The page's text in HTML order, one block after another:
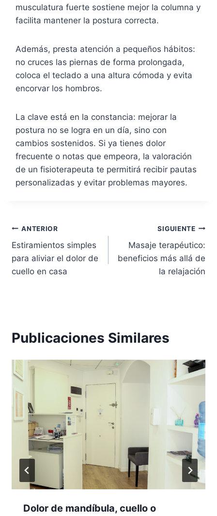
musculatura fuerte sostiene mejor la columna y
facilita mantener la postura correcta.
Además, presta atención a pequeños hábitos:
no cruces las piernas de forma prolongada,
coloca el teclado a una altura cómoda y evita
encorvar los hombros.
La clave está en la constancia: mejorar la
postura no se logra en un día, sino con
cambios sostenidos. Si ya tienes dolor
frecuente o notas que empeora, la valoración
de un fisioterapeuta te permitirá recibir pautas
personalizadas y evitar problemas mayores.
Navegación
de
entradas
ANTERIOR
Estiramientos simples
para aliviar el dolor de
cuello en casa
SIGUIENTE
Masaje terapéutico:
beneficios más allá de
la relajación
Publicaciones Similares
Dolor de mandíbula, cuello o